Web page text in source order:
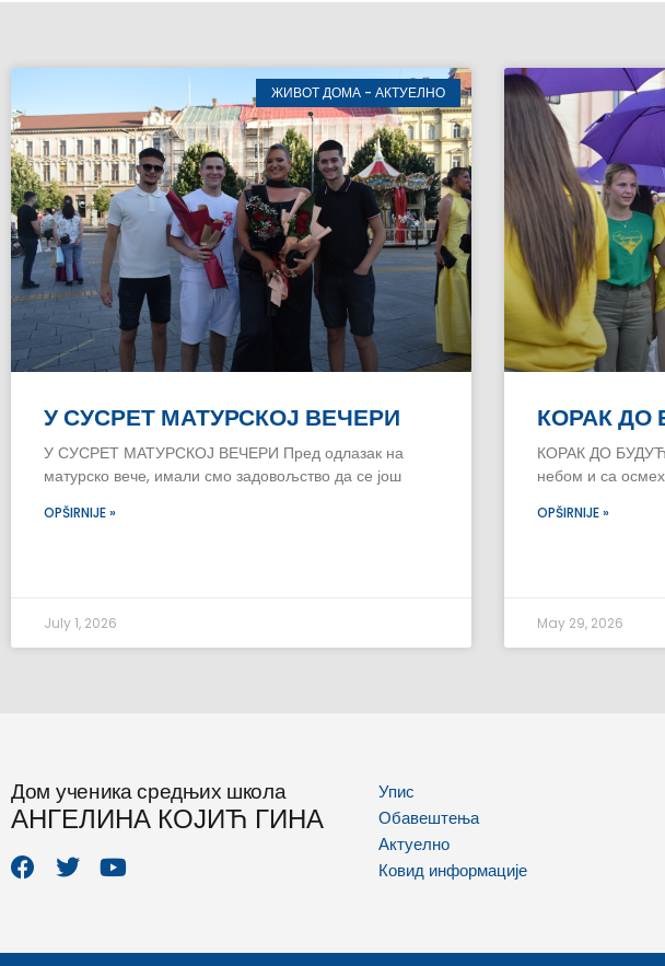
ЖИВОТ ДОМА - АКТУЕЛНО
У СУСРЕТ МАТУРСКОЈ ВЕЧЕРИ
У СУСРЕТ МАТУРСКОЈ ВЕЧЕРИ Пред одлазак на
матурско вече, имали смо задовољство да се још
OPŠIRNIJE »
July 1, 2026
КОРАК ДО
КОРАК ДО
небом и са
OPŠIRNIJE »
May 29, 2026
Дом ученика средњих школа
АНГЕЛИНА КОЈИЋ ГИНА
a
w
o
Упис
Обавештења
Актуелно
Ковид информације